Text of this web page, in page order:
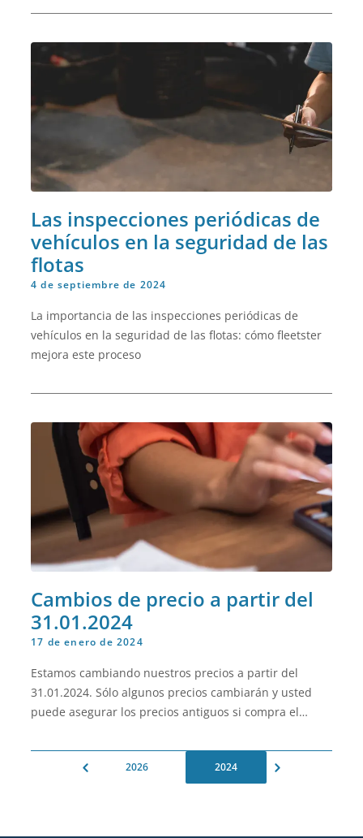
sino también una señal de que estamos dando en el
Las inspecciones periódicas de
vehículos en la seguridad de las
flotas
4 de septiembre de 2024
La importancia de las inspecciones periódicas de
vehículos en la seguridad de las flotas: cómo fleetster
mejora este proceso
Cambios de precio a partir del
31.01.2024
17 de enero de 2024
Estamos cambiando nuestros precios a partir del
31.01.2024. Sólo algunos precios cambiarán y usted
puede asegurar los precios antiguos si compra el
de su contacto. Si usted ya es cliente para ese
producto y versión, sus precios no cambiarán
2026 2024